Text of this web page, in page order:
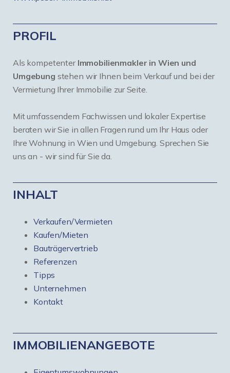
PROFIL
Als kompetenter Immobilienmakler in Wien und
Umgebung stehen wir Ihnen beim Verkauf und bei der
Vermietung Ihrer Immobilie zur Seite.
Mit umfassendem Fachwissen und lokaler Expertise
beraten wir Sie in allen Fragen rund um Ihr Haus oder
Ihre Wohnung in Wien und Umgebung. Sprechen Sie
uns an - wir sind für Sie da.
INHALT
Verkaufen/Vermieten
Kaufen/Mieten
Bauträgervertrieb
Referenzen
Tipps
Unternehmen
Kontakt
IMMOBILIENANGEBOTE